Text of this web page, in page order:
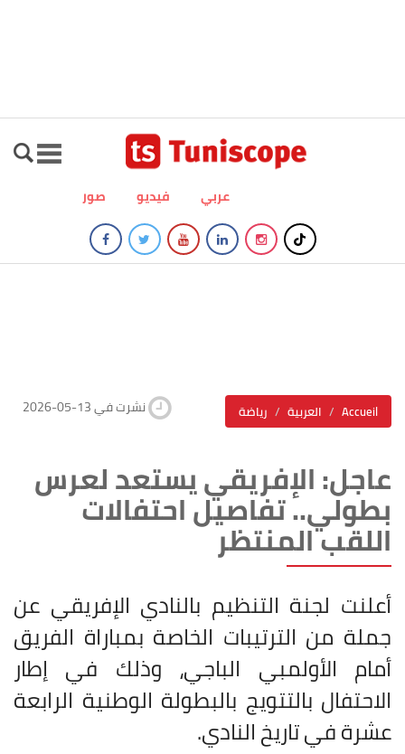
صور فيديو عربي
رياضة العربية Accueil 2026-05-13 نشرت في
عاجل: الإفريقي يستعد لعرس
بطولي.. تفاصيل احتفالات
اللقب المنتظر
أعلنت لجنة التنظيم بالنادي الإفريقي عن
جملة من الترتيبات الخاصة بمباراة الفريق
أمام الأولمبي الباجي، وذلك في إطار
الاحتفال بالتتويج بالبطولة الوطنية الرابعة
عشرة في تاريخ النادي.